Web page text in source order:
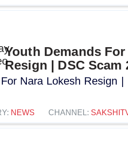
Youth Demands
Resign | DSC Scam
Nara Lokesh Resign
NEWS CHANNEL: